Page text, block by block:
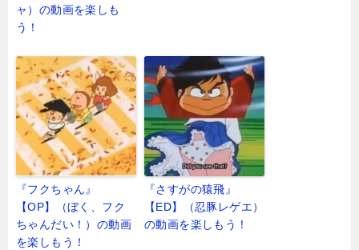
ャ）の動画を楽しも
う！
『フクちゃん』
【OP】（ぼく、フク
ちゃんだい！）の動画
を楽しもう！
『さすがの猿飛』
【ED】（忍豚レゲエ）
の動画を楽しもう！